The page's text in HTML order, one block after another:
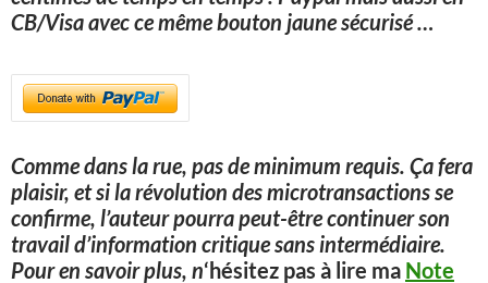
CB/Visa avec ce même bouton jaune sécurisé…
Comme dans la rue, pas de minimum requis. Ça fera
plaisir, et si la révolution des microtransactions se
confirme, l’auteur pourra peut-être continuer son
travail d’information critique sans intermédiaire.
Pour en savoir plus, n‘hésitez pas à lire ma Note